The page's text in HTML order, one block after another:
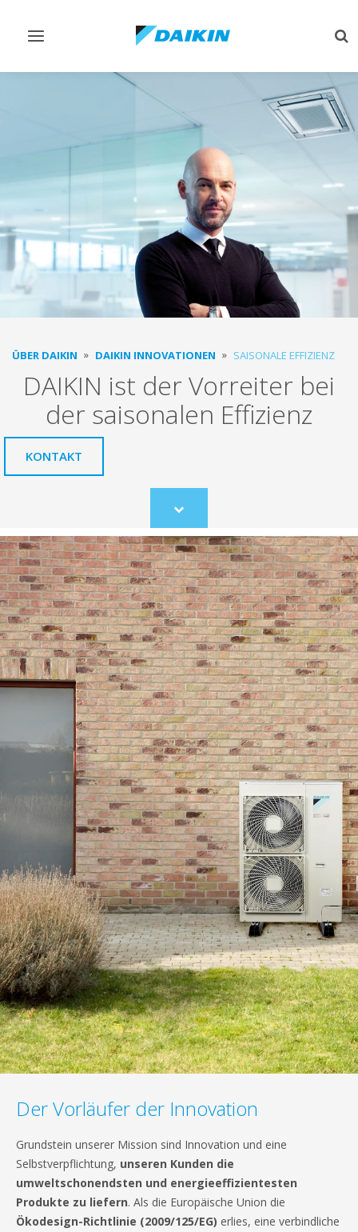
Navigation
ÜBER DAIKIN DAIKIN INNOVATIONEN SAISONALE EFFIZIENZ
DAIKIN ist der Vorreiter bei
der saisonalen Effizienz
KONTAKT
Scroll
to
content
Der Vorläufer der Innovation
Grundstein unserer Mission sind Innovation und eine
Selbstverpflichtung, unseren Kunden die
umweltschonendsten und energieeffizientesten
Produkte zu liefern. Als die Europäische Union die
Ökodesign-Richtlinie (2009/125/EG) erlies, eine verbindliche